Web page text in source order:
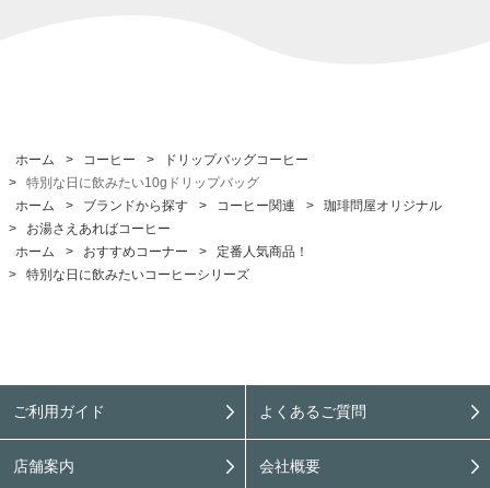
ホーム > コーヒー >
ドリップバッグコーヒー
>
特別な日に飲みたい10gドリップバッグ
ホーム
> ブランドから探す > コーヒー関連 >
珈琲問屋オリジナル
>
お湯さえあればコーヒー
ホーム
> おすすめコーナー >
定番人気商品！
>
特別な日に飲みたいコーヒーシリーズ
ご利用ガイド よくあるご質問
店舗案内 会社概要